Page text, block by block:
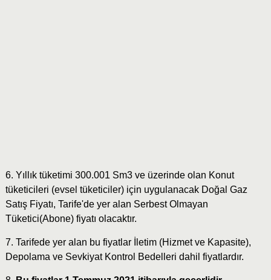
6. Yıllık tüketimi 300.001 Sm3 ve üzerinde olan Konut
tüketicileri (evsel tüketiciler) için uygulanacak Doğal Gaz
Satış Fiyatı, Tarife'de yer alan Serbest Olmayan
Tüketici(Abone) fiyatı olacaktır.
7. Tarifede yer alan bu fiyatlar İletim (Hizmet ve Kapasite),
Depolama ve Sevkiyat Kontrol Bedelleri dahil fiyatlardır.